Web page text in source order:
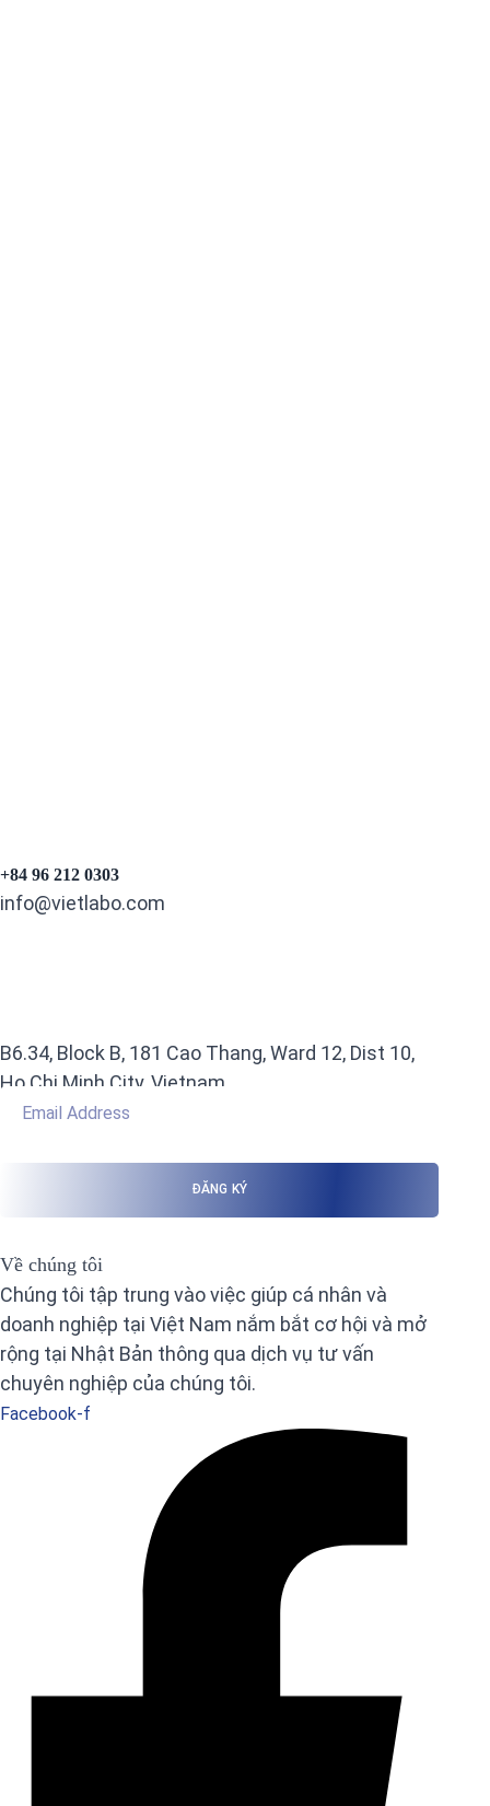
+84 96 212 0303
info@vietlabo.com
B6.34, Block B, 181 Cao Thang, Ward 12, Dist 10,
Ho Chi Minh City, Vietnam
Về chúng tôi
Chúng tôi tập trung vào việc giúp cá nhân và
doanh nghiệp tại Việt Nam nắm bắt cơ hội và mở
rộng tại Nhật Bản thông qua dịch vụ tư vấn
chuyên nghiệp của chúng tôi.
Facebook-f